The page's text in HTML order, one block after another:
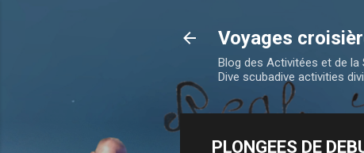
Voyages
Blog des Activitées et de la
Dive scubadive activities
PLONGEES DE